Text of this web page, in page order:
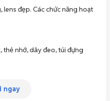
lens đẹp. Các chức năng hoạt
thẻ nhớ, dây đeo, túi đựng
ngay